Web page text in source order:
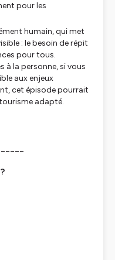
pour les
humain, qui met
: le besoin de répit
pour tous.
à la personne, si vous
aux enjeux
cet épisode pourrait
adapté.